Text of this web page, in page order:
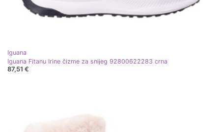
Iguana
Iguana Fitanu Irine čizme za snijeg 92800622283 crna
87,51 €